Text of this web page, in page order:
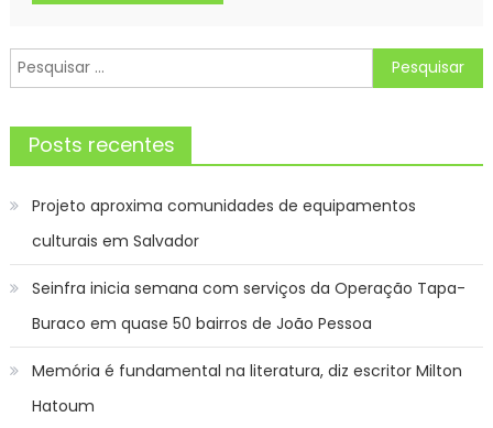
Pesquisar
por:
Posts recentes
Projeto aproxima comunidades de equipamentos
culturais em Salvador
Seinfra inicia semana com serviços da Operação Tapa-
Buraco em quase 50 bairros de João Pessoa
Memória é fundamental na literatura, diz escritor Milton
Hatoum